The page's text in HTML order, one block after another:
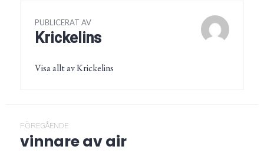
PUBLICERAT AV
Krickelins
Visa allt av Krickelins
FÖREGÅENDE
Föregående
vinnare av air